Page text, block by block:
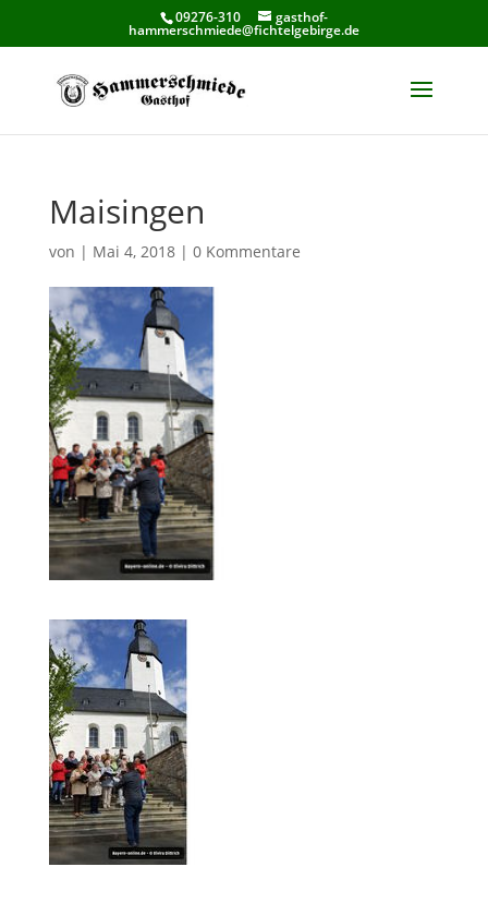
09276-310 gasthof-
hammerschmiede@fichtelgebirge.de
Maisingen
von | Mai 4, 2018| 0 Kommentare